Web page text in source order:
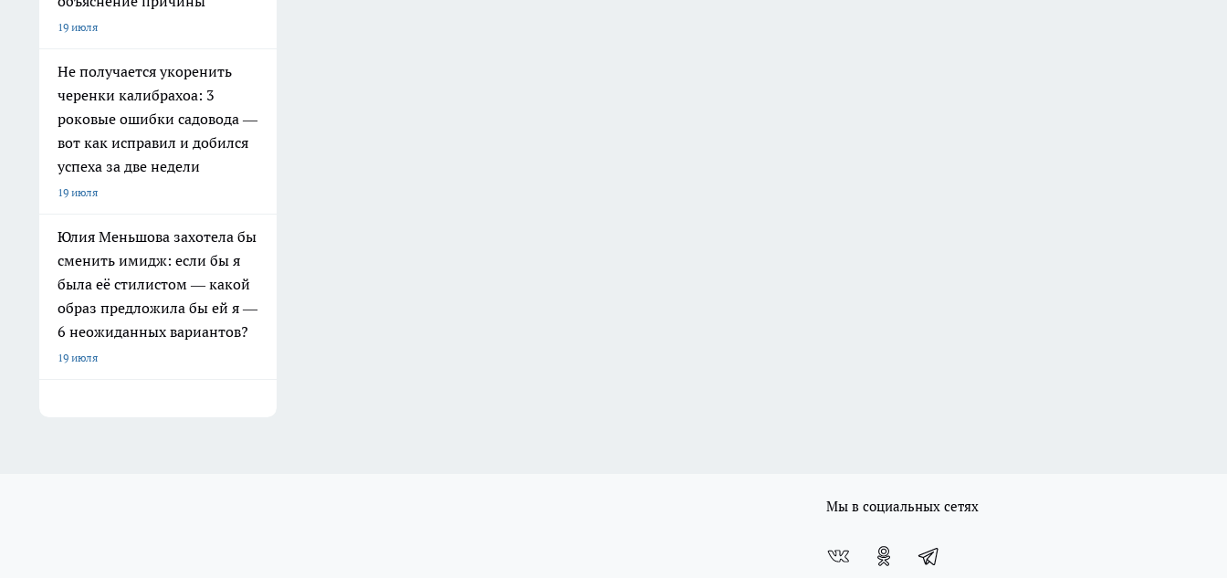
19 июля
Не получается укоренить
черенки калибрахоа: 3
роковые ошибки садовода —
вот как исправил и добился
успеха за две недели
19 июля
Юлия Меньшова захотела бы
сменить имидж: если бы я
была её стилистом — какой
образ предложила бы ей я —
6 неожиданных вариантов?
19 июля
Мы в социальных сетях